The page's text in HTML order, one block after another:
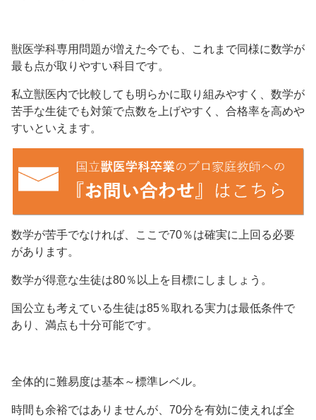
獣医学科専用問題が増えた今でも、これまで同様に数学が
最も点が取りやすい科目です。
私立獣医内で比較しても明らかに取り組みやすく、数学が
苦手な生徒でも対策で点数を上げやすく、合格率を高めや
すいといえます。
数学が苦手でなければ、ここで70％は確実に上回る必要
があります。
数学が得意な生徒は80％以上を目標にしましょう。
国公立も考えている生徒は85％取れる実力は最低条件で
あり、満点も十分可能です。
全体的に難易度は基本～標準レベル。
時間も余裕ではありませんが、70分を有効に使えれば全